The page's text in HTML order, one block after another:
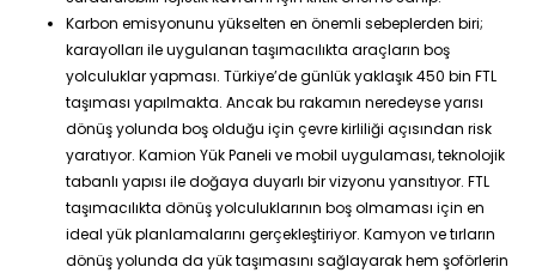
Karbon emisyonunu yükselten en önemli sebeplerden biri;
karayolları ile uygulanan taşımacılıkta araçların boş
yolculuklar yapması. Türkiye’de günlük yaklaşık 450 bin FTL
taşıması yapılmakta. Ancak bu rakamın neredeyse yarısı
dönüş yolunda boş olduğu için çevre kirliliği açısından risk
yaratıyor. Kamion Yük Paneli ve mobil uygulaması, teknolojik
tabanlı yapısı ile doğaya duyarlı bir vizyonu yansıtıyor. FTL
taşımacılıkta dönüş yolculuklarının boş olmaması için en
ideal yük planlamalarını gerçekleştiriyor. Kamyon ve tırların
dönüş yolunda da yük taşımasını sağlayarak hem şoförlerin